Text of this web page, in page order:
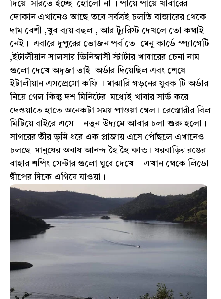
দিয়ে সারতে ইচ্ছে হোলো না । পায়ে পায়ে খাবারের
দোকান এখানেও আছে তবে সর্বত্রই চলতি বাজারের থেকে
দাম বেশী ,খুব ব্যয় বহুল , আর ট্যুরিস্ট দেখলে তো কথাই
নেই। এবারে দুপুরের ভোজন পর্ব তে মেনু কার্ডে স্প্যাগেটি
,ইটালীয়ান সালসার ভিনিস্বাসী স্টার্টার খাবারের চেনা নাম
গুলো দেখে অদৃজা তাই অর্ডার দিয়েছিল এবং শেষে
ইটালীয়ান এসপ্রেসো কফি । মাঝারি গড়নের যুবক টি অর্ডার
নিয়ে গেল কিন্তু দশ মিনিটের মধ্যেই খাবার সার্ভ করে
দেওয়াতে হাতে অনেকটা সময় পাওয়া গেল। রেস্তোরাঁর বিল
মিটিয়ে বাইরে এসে নতুন উদ্যমে আবার চলা শুরু হলো।
সাগরের তীর ভূমি ধরে এক প্লাজায় এসে পৌঁছলে এখানেও
চলছে মানুষের অবাধ আনন্দ হৈ হৈ কান্ড। ঘরবাড়ির রঙের
বাহার শপিং সেন্টার গুলো ঘুরে দেখে এখান থেকে লিডো
দ্বীপের দিকে এগিয়ে যাওয়া।